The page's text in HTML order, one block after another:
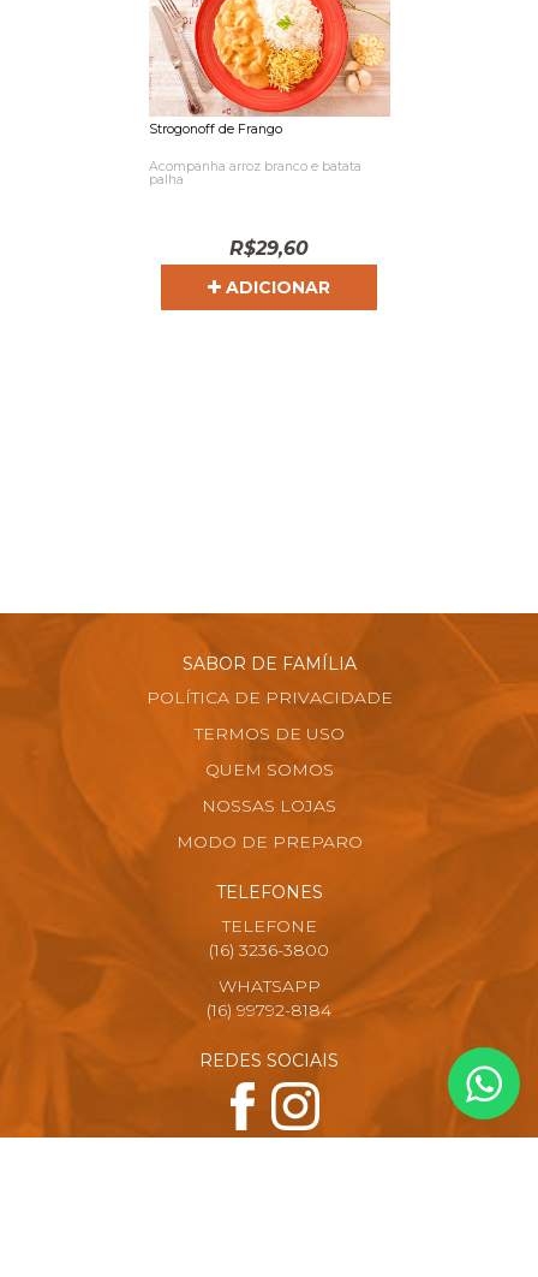
Strogonoff de Frango
Acompanha arroz branco e batata
palha
R$29,60
ADICIONAR
SABOR DE FAMÍLIA
POLÍTICA DE PRIVACIDADE
TERMOS DE USO
QUEM SOMOS
NOSSAS LOJAS
MODO DE PREPARO
TELEFONES
TELEFONE
(16) 3236-3800
WHATSAPP
(16) 99792-8184
REDES SOCIAIS